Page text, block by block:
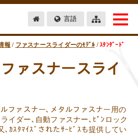
言語
報 / ファスナースライダーのﾓﾃﾞﾙ/ｽﾀﾝﾀﾞｰﾄﾞ
ァスナースライ
ファスナー､メタルファスナー用の
イダー､自動ファスナー､ﾋﾟﾝロック
､ｶｽﾀﾏｲｽﾞされたｻｰﾋﾞｽも提供してい